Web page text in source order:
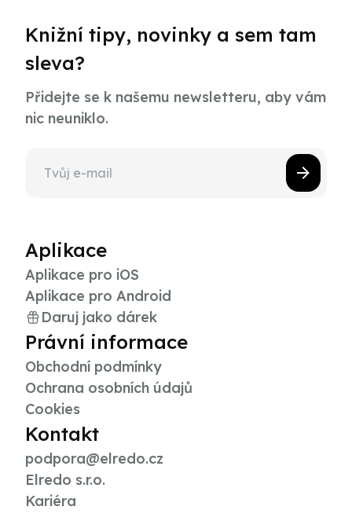
Knižní tipy, novinky a sem tam
sleva?
Přidejte se k našemu newsletteru, aby vám
nic neuniklo.
Aplikace
Aplikace pro iOS
Aplikace pro Android
Daruj jako dárek
Právní informace
Obchodní podmínky
Ochrana osobních údajů
Cookies
Kontakt
podpora@elredo.cz
Elredo s.r.o.
Kariéra